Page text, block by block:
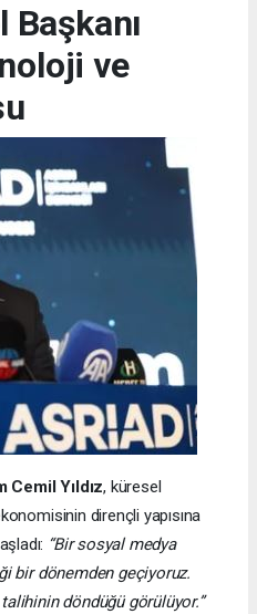
Başkanı
ve
Cemil Yıldız, küresel
dirençli yapısına
“Bir sosyal medya
bir dönemden geçiyoruz.
döndüğü görülüyor.”